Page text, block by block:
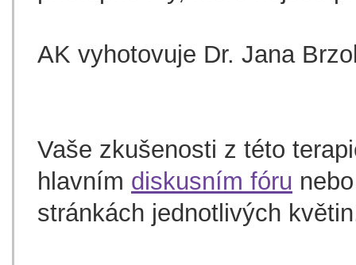
AK vyhotovuje Dr. Jana
Vaše zkušenosti z této
hlavním diskusním fóru
stránkách jednotlivých